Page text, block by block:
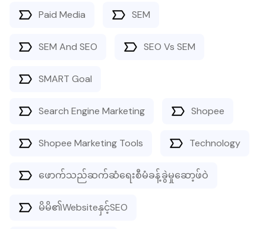
Paid Media SEM
SEM And SEO SEO Vs SEM
SMART Goal
Search Engine Marketing Shopee
Shopee Marketing Tools Technology
ဖောက်သည်ဆက်ဆံရေးစီမံခန့်ခွဲမှုဆော့ဖ်ဝဲ
မိမိ၏Websiteနှင့်SEO